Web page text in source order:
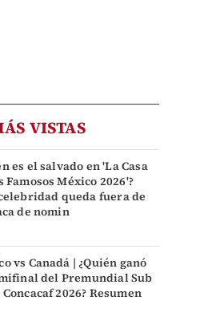
VISTAS
es el salvado en 'La Casa
Famosos México 2026'?
queda fuera de
de nomin
vs Canadá | ¿Quién ganó
del Premundial Sub
Concacaf 2026? Resumen